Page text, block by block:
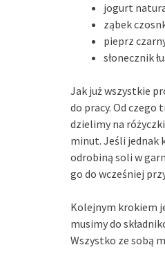
jogurt
ząbek
pieprz
słonecznik
Jak już wszystkie
do pracy. Od czego
dzielimy na
minut. Jeśli jednak
odrobiną soli w
go do wcześniej
Kolejnym krokiem
musimy do
Wszystko ze sobą